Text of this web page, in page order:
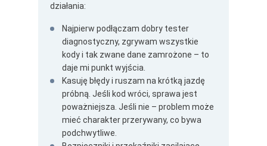
działania:
Najpierw podłączam dobry tester
diagnostyczny, zgrywam wszystkie
kody i tak zwane dane zamrożone – to
daje mi punkt wyjścia.
Kasuję błędy i ruszam na krótką jazdę
próbną. Jeśli kod wróci, sprawa jest
poważniejsza. Jeśli nie – problem może
mieć charakter przerywany, co bywa
podchwytliwe.